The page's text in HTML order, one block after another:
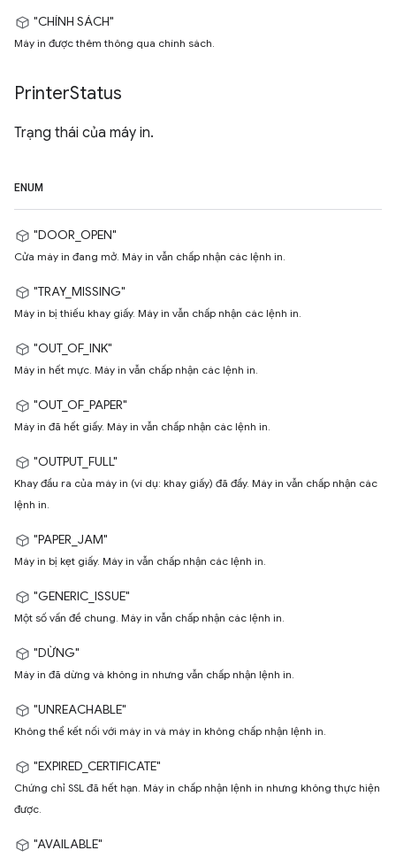
"CHÍNH SÁCH"
Máy in được thêm thông qua chính sách.
PrinterStatus
Trạng thái của máy in.
ENUM
"DOOR_OPEN"
Cửa máy in đang mở. Máy in vẫn chấp nhận các lệnh in.
"TRAY_MISSING"
Máy in bị thiếu khay giấy. Máy in vẫn chấp nhận các lệnh in.
"OUT_OF_INK"
Máy in hết mực. Máy in vẫn chấp nhận các lệnh in.
"OUT_OF_PAPER"
Máy in đã hết giấy. Máy in vẫn chấp nhận các lệnh in.
"OUTPUT_FULL"
Khay đầu ra của máy in (ví dụ: khay giấy) đã đầy. Máy in vẫn chấp nhận các
lệnh in.
"PAPER_JAM"
Máy in bị kẹt giấy. Máy in vẫn chấp nhận các lệnh in.
"GENERIC_ISSUE"
Một số vấn đề chung. Máy in vẫn chấp nhận các lệnh in.
"DỪNG"
Máy in đã dừng và không in nhưng vẫn chấp nhận lệnh in.
"UNREACHABLE"
Không thể kết nối với máy in và máy in không chấp nhận lệnh in.
"EXPIRED_CERTIFICATE"
Chứng chỉ SSL đã hết hạn. Máy in chấp nhận lệnh in nhưng không thực hiện
được.
"AVAILABLE"